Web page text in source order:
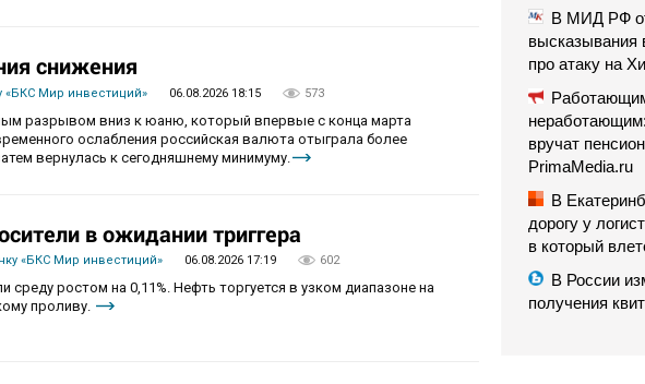
снижения
Мир инвестиций» 06.08.2026 18:15 573
разрывом вниз к юаню, который впервые с конца марта
ослабления российская валюта отыграла более
вернулась к сегодняшнему минимуму.
в ожидании триггера
«БКС Мир инвестиций» 06.08.2026 17:19 602
ростом на 0,11%. Нефть торгуется в узком диапазоне на
проливу.
В МИД РФ
высказывания
про атаку на
вручат
PrimaMedia.ru
В
дорогу у
в который
В России
получения